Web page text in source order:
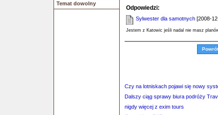
Temat dowolny
Odpowiedzi:
Sylwester dla samotnych [2008-
Jestem z Katowic jeśli nadal nie masz
Czy na lotniskach pojawi się nowy
Dalszy ciąg sprawy biura podróży
nigdy więcej z exim tours